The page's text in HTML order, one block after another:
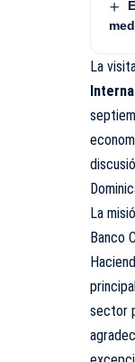
La
La
Banco
sector